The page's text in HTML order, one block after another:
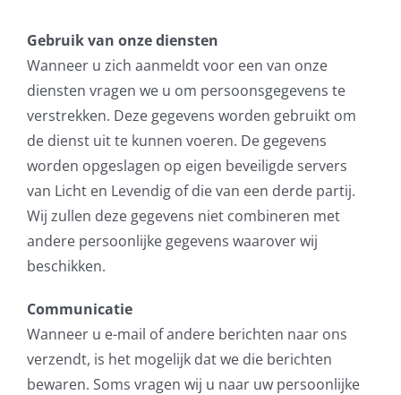
Gebruik van onze diensten
Wanneer u zich aanmeldt voor een van onze
diensten vragen we u om persoonsgegevens te
verstrekken. Deze gegevens worden gebruikt om
de dienst uit te kunnen voeren. De gegevens
worden opgeslagen op eigen beveiligde servers
van Licht en Levendig of die van een derde partij.
Wij zullen deze gegevens niet combineren met
andere persoonlijke gegevens waarover wij
beschikken.
Communicatie
Wanneer u e-mail of andere berichten naar ons
verzendt, is het mogelijk dat we die berichten
bewaren. Soms vragen wij u naar uw persoonlijke